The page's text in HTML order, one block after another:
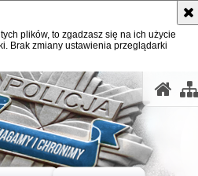
plików, to zgadzasz się na ich użycie
Brak zmiany ustawienia przeglądarki